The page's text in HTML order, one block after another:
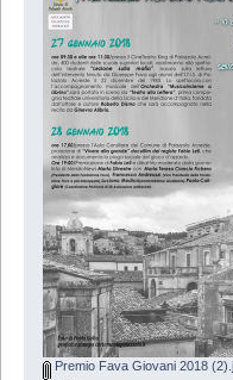
Premio Fava Giovani 2018